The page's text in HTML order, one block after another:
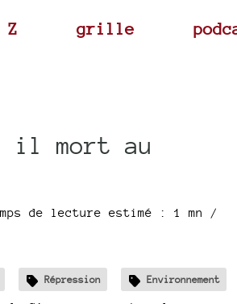
Z grille
il mort au
de lecture estimé : 1 mn /
Répression Environnement